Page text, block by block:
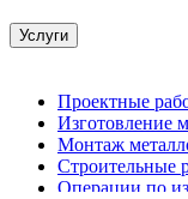
Услуги
Проектные
Изготовление
Монтаж
Строительные
Операции по